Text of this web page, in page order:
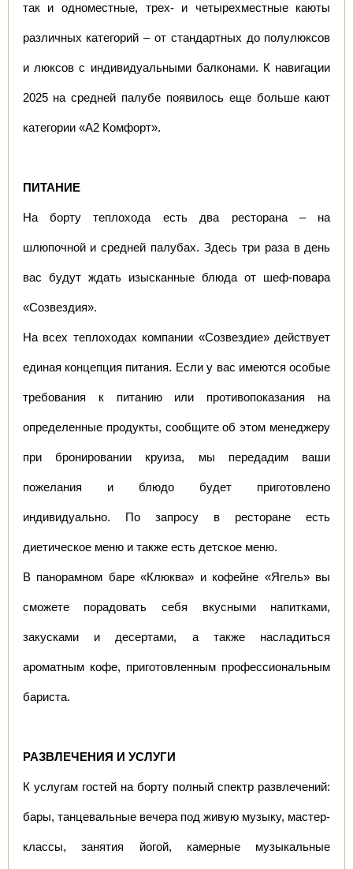
так и одноместные, трех- и четырехместные каюты
различных категорий – от стандартных до полулюксов
и люксов с индивидуальными балконами. К навигации
2025 на средней палубе появилось еще больше кают
категории «А2 Комфорт».
ПИТАНИЕ
На борту теплохода есть два ресторана – на
шлюпочной и средней палубах. Здесь три раза в день
вас будут ждать изысканные блюда от шеф-повара
«Созвездия».
На всех теплоходах компании «Созвездие» действует
единая концепция питания. Если у вас имеются особые
требования к питанию или противопоказания на
определенные продукты, сообщите об этом менеджеру
при бронировании круиза, мы передадим ваши
пожелания и блюдо будет приготовлено
индивидуально. По запросу в ресторане есть
диетическое меню и также есть детское меню.
В панорамном баре «Клюква» и кофейне «Ягель» вы
сможете порадовать себя вкусными напитками,
закусками и десертами, а также насладиться
ароматным кофе, приготовленным профессиональным
бариста.
РАЗВЛЕЧЕНИЯ И УСЛУГИ
К услугам гостей на борту полный спектр развлечений:
бары, танцевальные вечера под живую музыку, мастер-
классы, занятия йогой, камерные музыкальные